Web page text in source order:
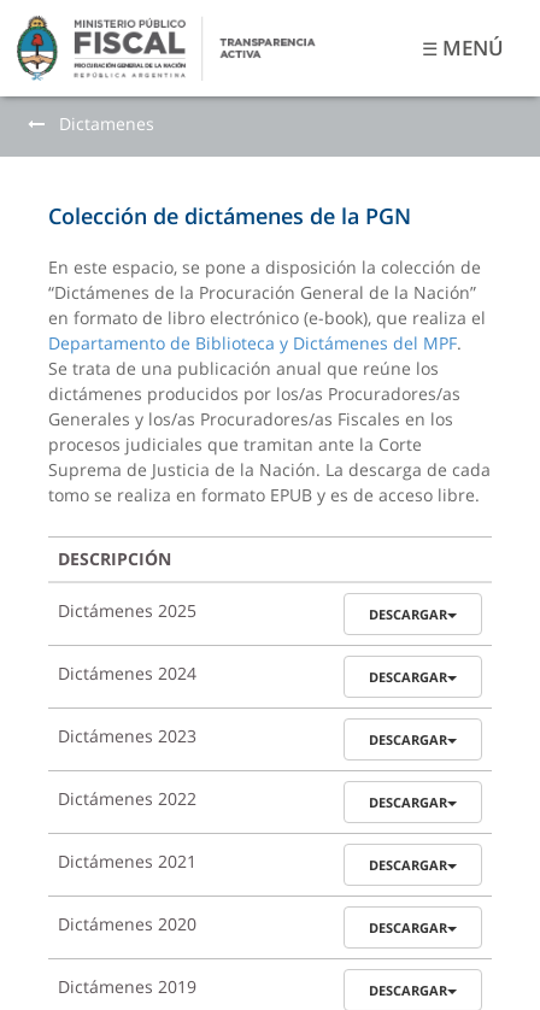
☰ MENÚ
Dictamenes
Colección de dictámenes de la PGN
En este espacio, se pone a disposición la colección de
“Dictámenes de la Procuración General de la Nación”
en formato de libro electrónico (e-book), que realiza el
Departamento de Biblioteca y Dictámenes del MPF.
Se trata de una publicación anual que reúne los
dictámenes producidos por los/as Procuradores/as
Generales y los/as Procuradores/as Fiscales en los
procesos judiciales que tramitan ante la Corte
Suprema de Justicia de la Nación. La descarga de cada
tomo se realiza en formato EPUB y es de acceso libre.
DESCRIPCIÓN
Dictámenes 2025 DESCARGAR
Dictámenes 2024 DESCARGAR
Dictámenes 2023 DESCARGAR
Dictámenes 2022 DESCARGAR
Dictámenes 2021 DESCARGAR
Dictámenes 2020 DESCARGAR
Dictámenes 2019 DESCARGAR